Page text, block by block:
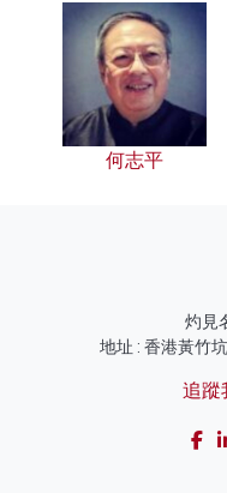
何志平
灼見
地址 : 香港黃竹
追蹤